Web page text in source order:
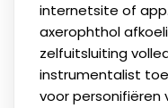
internetsite of
axerophthol
zelfuitsluiting
instrumentalist
voor personifiëren